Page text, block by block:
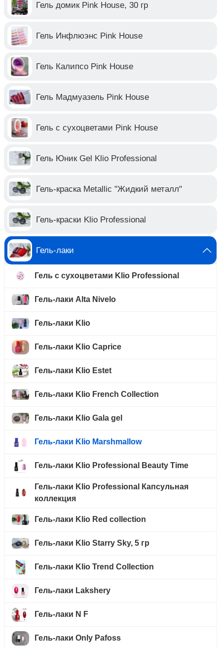
Гель домик Pink House, 30 гр
Гель Инфлюэнс Pink House
Гель Калипсо Pink House
Гель Мадмуазель Pink House
Гель с сухоцветами Pink House
Гель Юник Gel Klio Professional
Гель-краска Metallic "Жидкий металл"
Гель-краски Klio Professional
Гель-лаки
Гель с сухоцветами Klio Professional
Гель-лаки Alta Nivelo
Гель-лаки Klio
Гель-лаки Klio Caprice
Гель-лаки Klio Estet
Гель-лаки Klio French Collection
Гель-лаки Klio Gala gel
Гель-лаки Klio Marshmallow
Гель-лаки Klio Professional Beauty Time
Гель-лаки Klio Professional Капсульная
коллекция
Гель-лаки Klio Red collection
Гель-лаки Klio Starry Sky, 5 гр
Гель-лаки Klio Trend Collection
Гель-лаки Lakshery
Гель-лаки N F
Гель-лаки Only Pafoss